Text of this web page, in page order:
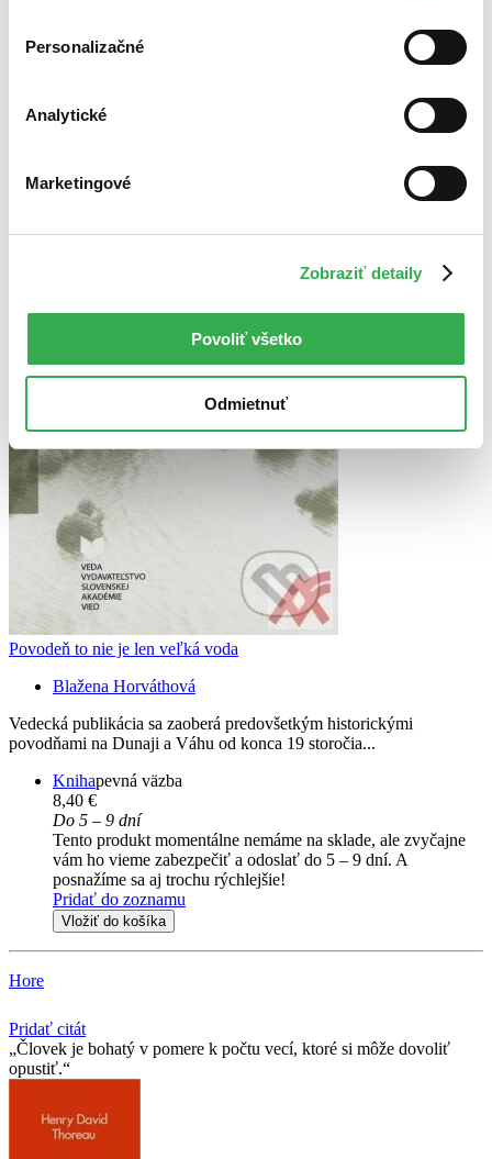
Personalizačné
Analytické
Marketingové
Zobraziť detaily
Povoliť všetko
Odmietnuť
Zrušiť filtre
V slovenskom jazyku
Povodeň to nie je len veľká voda
Blažena Horváthová
Vedecká publikácia sa zaoberá predovšetkým historickými
povodňami na Dunaji a Váhu od konca 19 storočia...
Knihapevná väzba
8,40 €
Do 5 – 9 dní
Tento produkt momentálne nemáme na sklade, ale zvyčajne
vám ho vieme zabezpečiť a odoslať do 5 – 9 dní. A
posnažíme sa aj trochu rýchlejšie!
Pridať do zoznamu
Vložiť do košíka
Hore
Pridať citát
Človek je bohatý v pomere k počtu vecí, ktoré si môže dovoliť
opustiť.